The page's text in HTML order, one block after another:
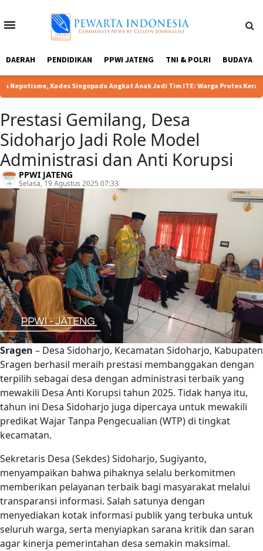
Home
Tentang
Redaksi
Kebijakan
DAERAH PENDIDIKAN PPWI JATENG TNI & POLRI BUDAYA
Kades Singopadu Angkat Anak Jadi Tim ITE: Warga Protes Keras |
Prestasi Gemilang, Desa
Sidoharjo Jadi Role Model
Administrasi dan Anti Korupsi
PPWI JATENG
Selasa, 19 Agustus 2025 07:33
Sragen – Desa Sidoharjo, Kecamatan Sidoharjo, Kabupaten
Sragen berhasil meraih prestasi membanggakan dengan
terpilih sebagai desa dengan administrasi terbaik yang
mewakili Desa Anti Korupsi tahun 2025. Tidak hanya itu,
tahun ini Desa Sidoharjo juga dipercaya untuk mewakili
predikat Wajar Tanpa Pengecualian (WTP) di tingkat
kecamatan.
Sekretaris Desa (Sekdes) Sidoharjo, Sugiyanto,
menyampaikan bahwa pihaknya selalu berkomitmen
memberikan pelayanan terbaik bagi masyarakat melalui
transparansi informasi. Salah satunya dengan
menyediakan kotak informasi publik yang terbuka untuk
seluruh warga, serta menyiapkan sarana kritik dan saran
agar kinerja pemerintahan desa semakin maksimal.